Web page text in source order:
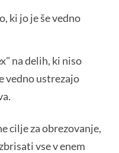
ki jo je še vedno
na delih, ki niso
vedno ustrezajo
cilje za obrezovanje,
vse v enem